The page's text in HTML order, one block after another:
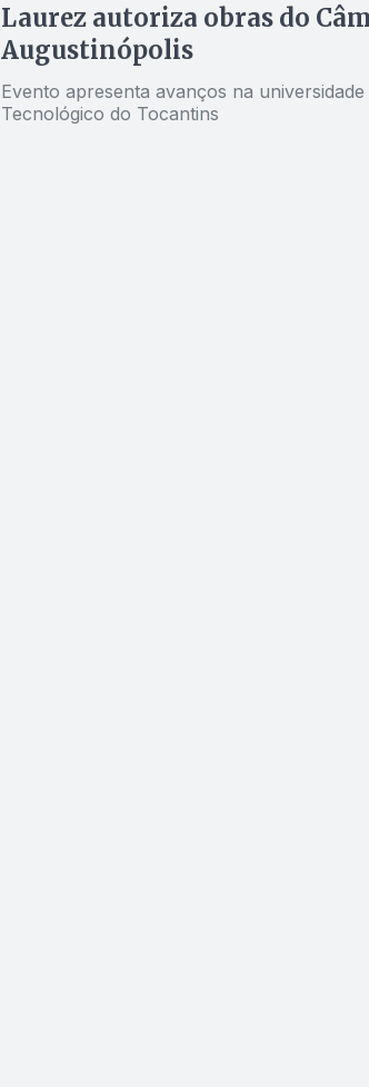
Laurez autoriza obras do
Augustinópolis
Evento apresenta avanços na
Tecnológico do Tocantins